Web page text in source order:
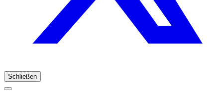
Schließen